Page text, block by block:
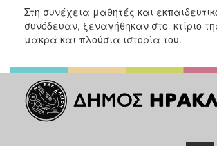
Στη συνέχεια μαθητές και
συνόδευαν, ξεναγήθηκαν στο κτίριο
μακρά και πλούσια ιστορία του.